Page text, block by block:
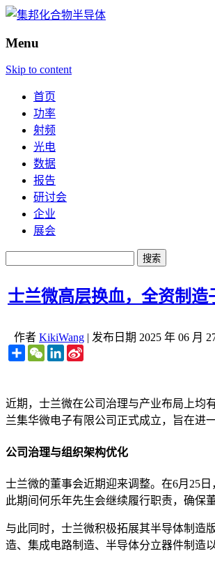
Menu
Skip to content
首页
功率
射频
光电
数据
报告
研讨会
企业
展会
士兰微高层换血，全资制造
作者 KikiWang | 发布日期 2025 年 06 月
ShareWeChatLinkedIn
近期，士兰微在公司治理与产业布局上均
兰集华微电子有限公司正式成立，旨在进
公司治理与组织架构优化
士兰微的董事会近期迎来调整。在6月25
此期间何乐年先生会继续履行职责，确保
与此同时，士兰微积极拓展其半导体制造
造、集成电路制造、半导体分立器件制造